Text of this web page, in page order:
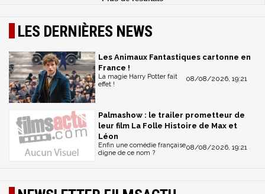
LES DERNIÈRES NEWS
Les Animaux Fantastiques cartonne en
France !
08/08/2026, 19:21
La magie Harry Potter fait
effet !
Palmashow : le trailer prometteur de
leur film La Folle Histoire de Max et
Léon
08/08/2026, 19:21
Enfin une comédie française
digne de ce nom ?